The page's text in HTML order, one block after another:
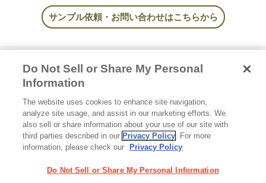
サンプル依頼・お問い合わせはこちらから
ホーム 商品紹介 食品原料 米粉加工品
Glicoホーム グリコ栄養食品ホーム お問い合わせ
利用者情報の外部送信について
Do Not Sell or Share My Personal
Information
The website uses cookies to enhance site navigation,
analyze site usage, and assist in our marketing efforts. We
also sell or share information about your use of our site with
third parties described in our Privacy Policy. For more
information, please check our
Privacy Policy
Do Not Sell or Share My Personal Information